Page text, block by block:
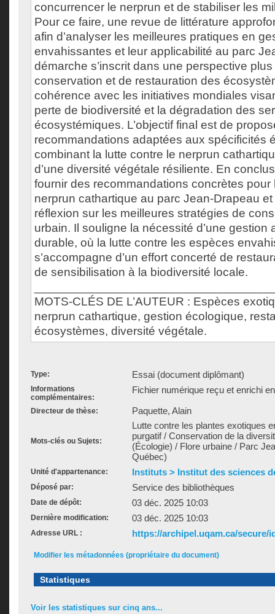
concurrencer le nerprun et de stabiliser les
Pour ce faire, une revue de littérature
afin d’analyser les meilleures pratiques en
envahissantes et leur applicabilité au parc
démarche s’inscrit dans une perspective
conservation et de restauration des
cohérence avec les initiatives mondiales
perte de biodiversité et la dégradation des
écosystémiques. L’objectif final est de
recommandations adaptées aux spécificités
combinant la lutte contre le nerprun
d’une diversité végétale résiliente. En
fournir des recommandations concrètes pour
nerprun cathartique au parc Jean-Drapeau
réflexion sur les meilleures stratégies de
urbain. Il souligne la nécessité d’une gestion
durable, où la lutte contre les espèces
s’accompagne d’un effort concerté de
de sensibilisation à la biodiversité locale.
MOTS-CLÉS DE L’AUTEUR : Espèces
nerprun cathartique, gestion écologique,
écosystèmes, diversité végétale.
Type: Essai (document diplômant)
Informations
complémentaires:
Fichier numérique reçu et enrichi
Directeur de thèse: Paquette, Alain
Mots-clés ou Sujets:
Lutte contre les plantes exotiques
purgatif / Conservation de la
(Écologie) / Flore urbaine / Parc
Québec)
Unité d'appartenance: Instituts > Institut des sciences
Déposé par: Service des bibliothèques
Date de dépôt: 03 déc. 2025 10:03
Dernière modification: 03 déc. 2025 10:03
Adresse URL : https://archipel.uqam.ca/secure/
Modifier les métadonnées (propriétaire du document)
Statistiques
Voir les statistiques sur cinq ans...